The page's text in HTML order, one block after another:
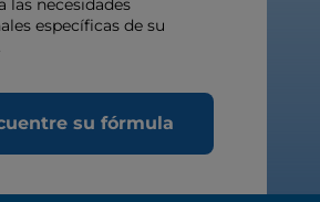
las necesidades
específicas de su
su fórmula